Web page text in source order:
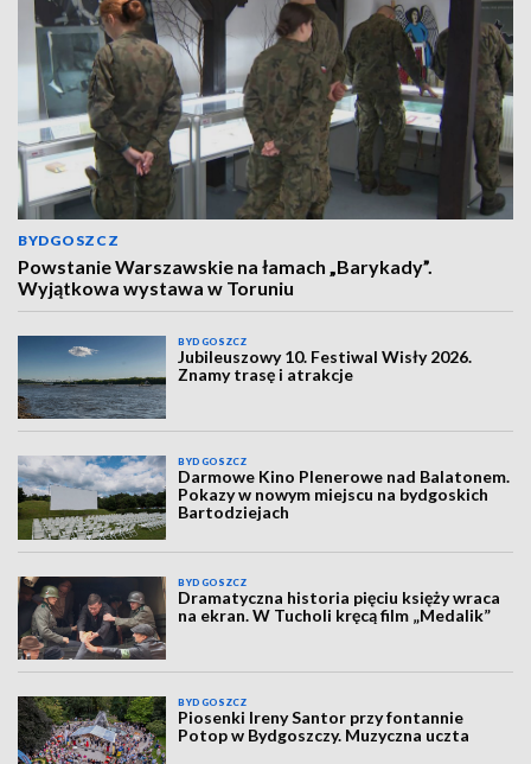
BYDGOSZCZ
Powstanie Warszawskie na łamach „Barykady”.
Wyjątkowa wystawa w Toruniu
BYDGOSZCZ
Jubileuszowy 10. Festiwal Wisły 2026.
Znamy trasę i atrakcje
BYDGOSZCZ
Darmowe Kino Plenerowe nad Balatonem.
Pokazy w nowym miejscu na bydgoskich
Bartodziejach
BYDGOSZCZ
Dramatyczna historia pięciu księży wraca
na ekran. W Tucholi kręcą film „Medalik”
BYDGOSZCZ
Piosenki Ireny Santor przy fontannie
Potop w Bydgoszczy. Muzyczna uczta